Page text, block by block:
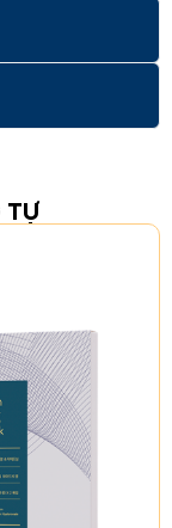
căng mịn.
Với các thành
Sản
thiểu
và săn